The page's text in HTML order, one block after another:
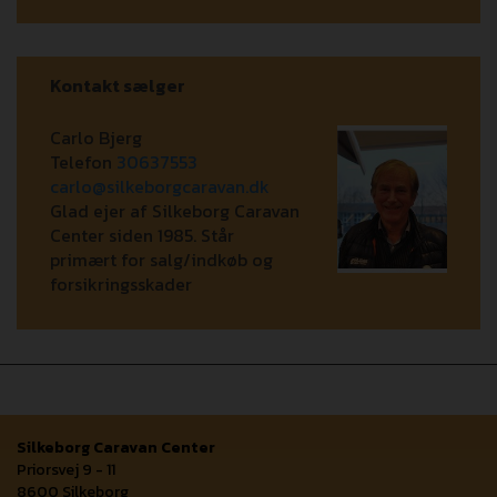
Kontakt sælger
Carlo Bjerg
Telefon 30637553
carlo@silkeborgcaravan.dk
Glad ejer af Silkeborg Caravan
Center siden 1985. Står
primært for salg/indkøb og
forsikringsskader
Silkeborg Caravan Center
Priorsvej 9 - 11
8600 Silkeborg